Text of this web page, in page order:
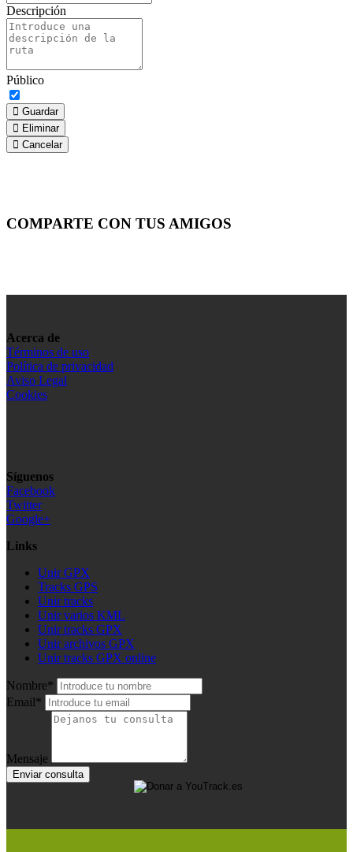
Descripción
Público
Guardar
Eliminar
Cancelar
COMPARTE CON TUS AMIGOS
Acerca de
Términos de uso
Política de privacidad
Aviso Legal
Cookies
Síguenos
Facebook
Twitter
Google+
Links
Unir GPX
Tracks GPS
Unir tracks
Unir varios KML
Unir tracks GPX
Unir archivos GPX
Unir tracks GPX online
Nombre*
Email*
Mensaje
Enviar consulta